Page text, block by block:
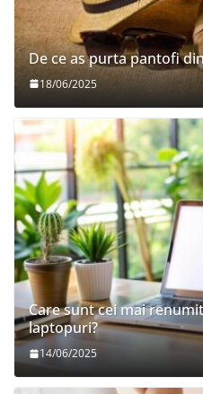
De ce as purta pantofi
18/06/2025
Care sunt cei mai
laptopuri?
14/06/2025